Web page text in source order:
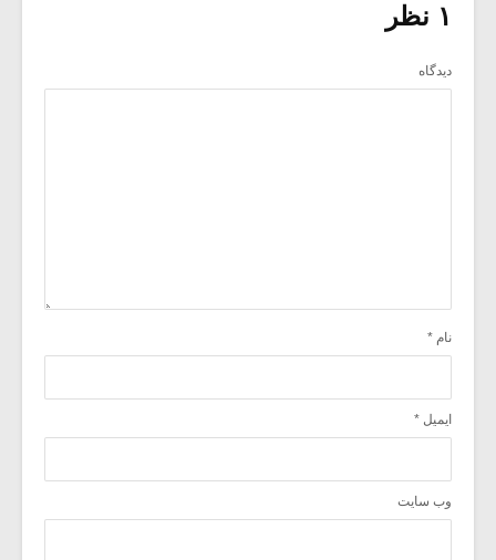
۱ نظر
دیدگاه
نام *
ایمیل *
وب‌ سایت